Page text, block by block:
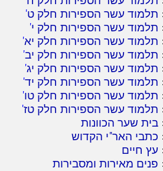
תלמוד עשר הספירות חלק ט'
תלמוד עשר הספירות חלק י'
תלמוד עשר הספירות חלק יא'
תלמוד עשר הספירות חלק יב'
תלמוד עשר הספירות חלק יג'
תלמוד עשר הספירות חלק יד'
תלמוד עשר הספירות חלק טו'
תלמוד עשר הספירות חלק טז'
בית שער הכוונות
כתבי האר"י הקדוש
עץ חיים
פנים מאירות ומסבירות